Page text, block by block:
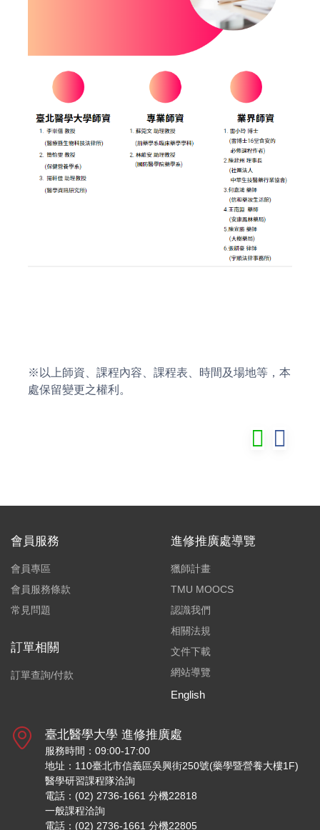
※以上師資、課程內容、課程表、時間及場地等，本
處保留變更之權利。
會員服務
會員專區
會員服務條款
常見問題
訂單相關
訂單查詢/付款
進修推廣處導覽
獵師計畫
TMU MOOCS
認識我們
相關法規
文件下載
網站導覽
English
臺北醫學大學 進修推廣處
服務時間：09:00-17:00
地址：110臺北市信義區吳興街250號(藥學暨營養大樓1F)
醫學研習課程隊洽詢
電話：(02) 2736-1661 分機22818
一般課程洽詢
電話：(02) 2736-1661 分機22805